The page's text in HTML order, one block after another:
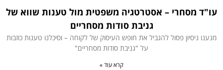
עו"ד מסחרי – אסטרטגיה משפטית מול טענות שווא של
גניבת סודות מסחריים
מנענו ניסיון פסול להגביל את חופש העיסוק של לקוחה – וסיכלנו טענות כוזבות
על "גניבת סודות מסחריים"
קרא עוד »